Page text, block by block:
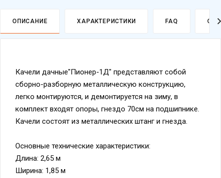
ОПИСАНИЕ ХАРАКТЕРИСТИКИ FAQ
Качели дачные"Пионер-1Д" представляют собой
сборно-разборную металлическую конструкцию,
легко монтируются, и демонтируется на зиму, в
комплект входят опоры, гнездо 70см на подшипнике.
Качели состоят из металлических штанг и гнезда.
Основные технические характеристики:
Длина: 2,65 м
Ширина: 1,85 м